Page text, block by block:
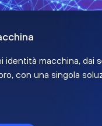
identità macchina, dai
con una singola